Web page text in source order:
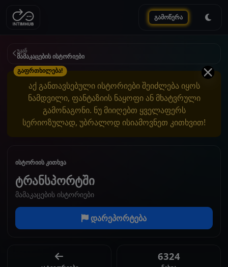
გამოწერა
უკან
მამაკაცების ისტორიები
გაფრთხილება!
აქ განთავსებული ისტორიები შეიძლება იყოს
ნამდვილი, ფანტაზიის ნაყოფი ან მხატვრული
გამონაგონი. ნუ მიიღებთ ყველაფერს
სერიოზულად, უბრალოდ ისიამოვნეთ კითხვით!
ისტორიის კითხვა
ტრანსპორტში
მამაკაცების ისტორიები
დარეპორტება
6324